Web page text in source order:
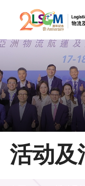
跳到内
主页
关于LSCM
活动及